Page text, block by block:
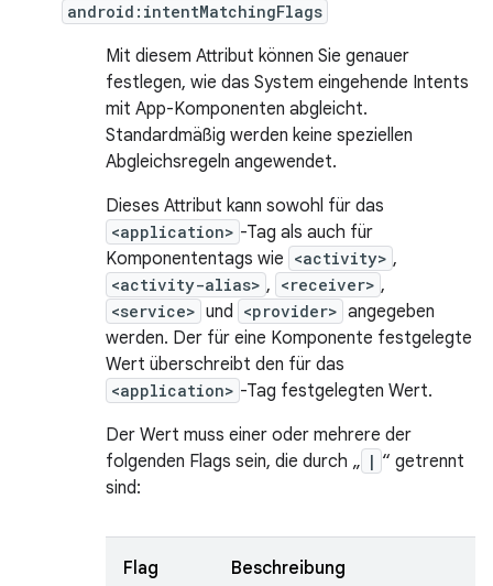
android:intentMatchingFlags
Mit diesem Attribut können Sie genauer
festlegen, wie das System eingehende Intents
mit App-Komponenten abgleicht.
Standardmäßig werden keine speziellen
Abgleichsregeln angewendet.
Dieses Attribut kann sowohl für das
<application> -Tag als auch für
Komponententags wie <activity> ,
<activity-alias> , <receiver> ,
<service> und <provider> angegeben
werden. Der für eine Komponente festgelegte
Wert überschreibt den für das
<application> -Tag festgelegten Wert.
Der Wert muss einer oder mehrere der
folgenden Flags sein, die durch „ | “ getrennt
sind:
Flag Beschreibung